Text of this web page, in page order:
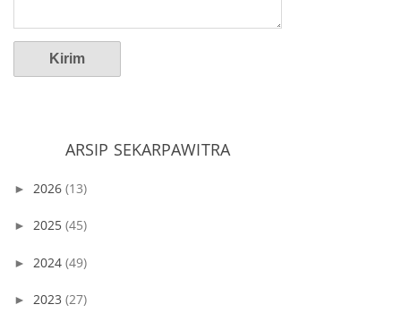
ARSIP SEKARPAWITRA
► 2026 (13)
► 2025 (45)
► 2024 (49)
► 2023 (27)